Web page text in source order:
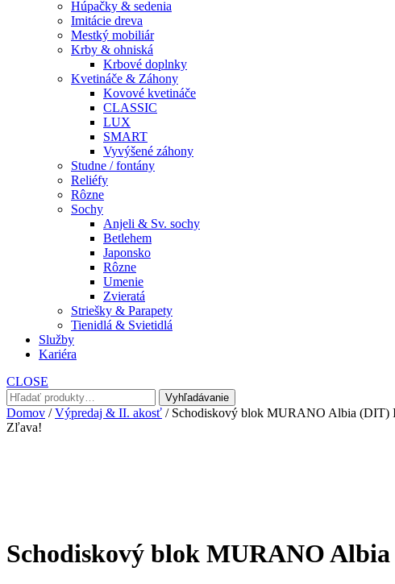
Húpačky & sedenia
Imitácie dreva
Mestký mobiliár
Krby & ohniská
Krbové doplnky
Kvetináče & Záhony
Kovové kvetináče
CLASSIC
LUX
SMART
Vyvýšené záhony
Studne / fontány
Reliéfy
Rôzne
Sochy
Anjeli & Sv. sochy
Betlehem
Japonsko
Rôzne
Umenie
Zvieratá
Striešky & Parapety
Tienidlá & Svietidlá
Služby
Kariéra
CLOSE
Hľadať:
Vyhľadávanie
Domov /Výpredaj & II. akosť / Schodiskový blok MURANO Albia (DIT)
Zľava!
Schodiskový blok MURANO